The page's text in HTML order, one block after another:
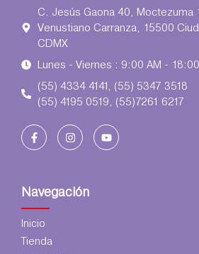
C. Jesús Gaona 40, Moctezuma
Venustiano Carranza, 15500
CDMX
Lunes - Viernes : 9:00 AM -
(55) 4334 4141, (55) 5347 3518
(55) 4195 0519, (55)7261 6217
Navegación
Inicio
Tienda